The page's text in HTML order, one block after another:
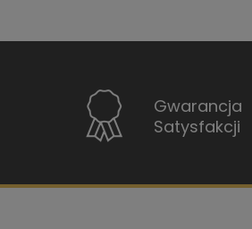
Gwarancja
Satysfakcji